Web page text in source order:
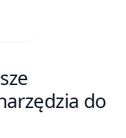
do